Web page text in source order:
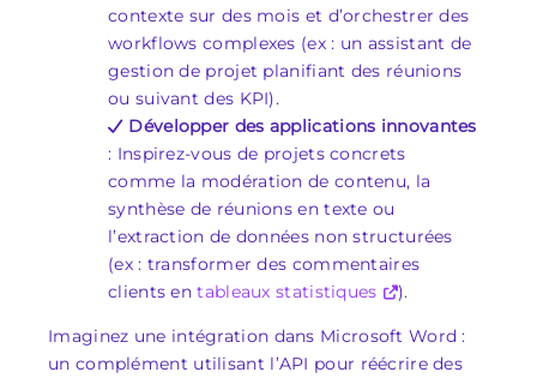
contexte sur des mois et d’orchestrer des
workflows complexes (ex : un assistant de
gestion de projet planifiant des réunions
ou suivant des KPI).
Développer des applications innovantes
: Inspirez-vous de projets concrets
comme la modération de contenu, la
synthèse de réunions en texte ou
l’extraction de données non structurées
(ex : transformer des commentaires
clients entableaux statistiques ).
Imaginez une intégration dans Microsoft Word :
un complément utilisant l’API pour réécrire des